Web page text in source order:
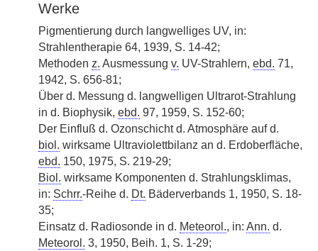
Werke
Pigmentierung durch langwelliges UV, in:
Strahlentherapie 64, 1939, S. 14-42;
Methoden z. Ausmessung v. UV-Strahlern, ebd. 71,
1942, S. 656-81;
Über d. Messung d. langwelligen Ultrarot-Strahlung
in d. Biophysik, ebd. 97, 1959, S. 152-60;
Der Einfluß d. Ozonschicht d. Atmosphäre auf d.
biol. wirksame Ultraviolettbilanz an d. Erdoberfläche,
ebd. 150, 1975, S. 219-29;
Biol. wirksame Komponenten d. Strahlungsklimas,
in: Schrr.-Reihe d. Dt. Bäderverbands 1, 1950, S. 18-
35;
Einsatz d. Radiosonde in d. Meteorol., in: Ann. d.
Meteorol. 3, 1950, Beih. 1, S. 1-29;